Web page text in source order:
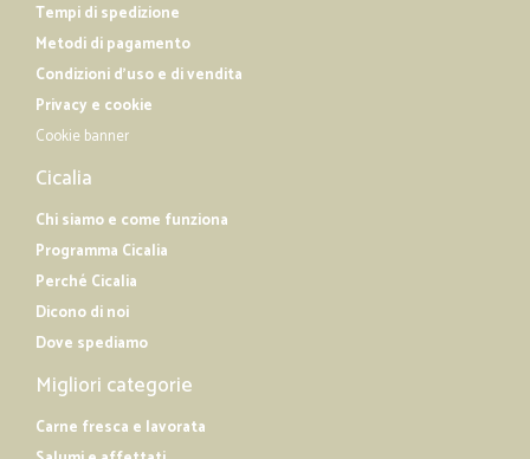
Tempi di spedizione
Metodi di pagamento
Condizioni d'uso e di vendita
Privacy e cookie
Cookie banner
Cicalia
Chi siamo e come funziona
Programma Cicalia
Perché Cicalia
Dicono di noi
Dove spediamo
Migliori categorie
Carne fresca e lavorata